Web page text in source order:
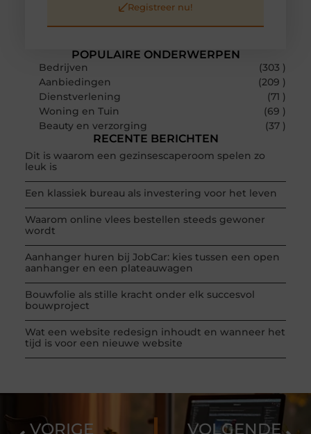
POPULAIRE ONDERWERPEN
Bedrijven
(303 )
Aanbiedingen
(209 )
Dienstverlening
(71 )
Woning en Tuin
(69 )
Beauty en verzorging
(37 )
RECENTE BERICHTEN
Dit is waarom een gezinsescaperoom spelen zo
leuk is
Een klassiek bureau als investering voor het leven
Waarom online vlees bestellen steeds gewoner
wordt
Aanhanger huren bij JobCar: kies tussen een open
aanhanger en een plateauwagen
Bouwfolie als stille kracht onder elk succesvol
bouwproject
Wat een website redesign inhoudt en wanneer het
tijd is voor een nieuwe website
Registreer nu!
VORIGE VOLGENDE